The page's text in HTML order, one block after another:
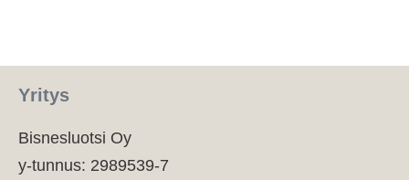
Yritys
Bisnesluotsi Oy
y-tunnus: 2989539-7